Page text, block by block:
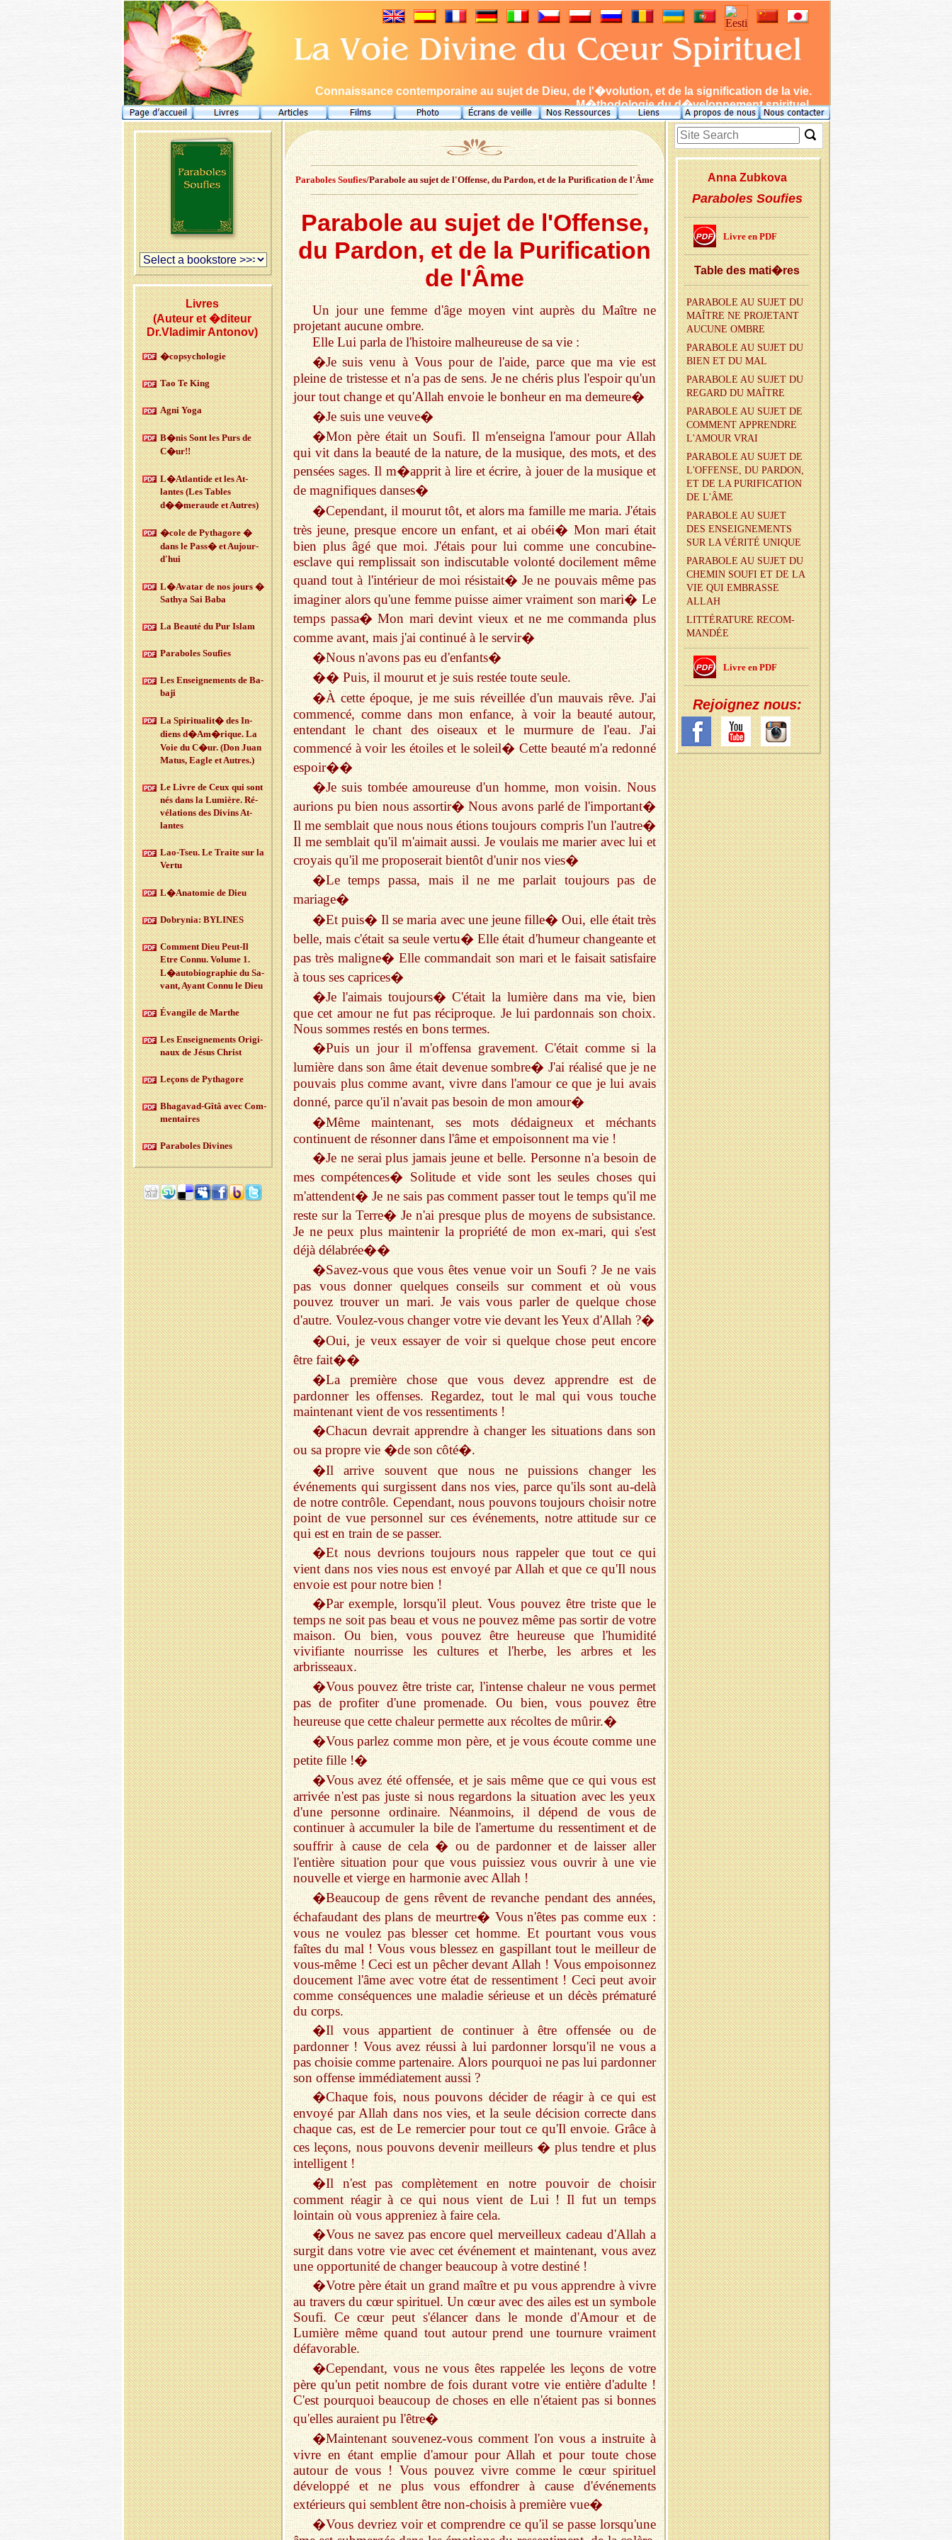
Connaissance contemporaine au sujet de Dieu, de l'�volution, et de la signification de la vie.
M�thodologie du d�veloppement spirituel.
Paraboles Soufies/Parabole au sujet de l'Offense, du Pardon, et de la Purification de l'Âme
Parabole au sujet de l'Offense,
du Pardon, et de la Purification
de l'Âme
Un jour une femme d'âge moyen vint auprès du Maître ne
projetant aucune ombre.
Elle Lui parla de l'histoire malheureuse de sa vie :
�Je suis venu à Vous pour de l'aide, parce que ma vie est
pleine de tristesse et n'a pas de sens. Je ne chéris plus l'espoir qu'un
jour tout change et qu'Allah envoie le bonheur en ma demeure�
�Je suis une veuve�
�Mon père était un Soufi. Il m'enseigna l'amour pour Allah
qui vit dans la beauté de la nature, de la musique, des mots, et des
pensées sages. Il m�apprit à lire et écrire, à jouer de la musique et
de magnifiques danses�
�Cependant, il mourut tôt, et alors ma famille me maria. J'étais
très jeune, presque encore un enfant, et ai obéi� Mon mari était
bien plus âgé que moi. J'étais pour lui comme une concubine-
esclave qui remplissait son indiscutable volonté docilement même
quand tout à l'intérieur de moi résistait� Je ne pouvais même pas
imaginer alors qu'une femme puisse aimer vraiment son mari� Le
temps passa� Mon mari devint vieux et ne me commanda plus
comme avant, mais j'ai continué à le servir�
�Nous n'avons pas eu d'enfants�
�� Puis, il mourut et je suis restée toute seule.
�À cette époque, je me suis réveillée d'un mauvais rêve. J'ai
commencé, comme dans mon enfance, à voir la beauté autour,
entendant le chant des oiseaux et le murmure de l'eau. J'ai
commencé à voir les étoiles et le soleil� Cette beauté m'a redonné
espoir��
�Je suis tombée amoureuse d'un homme, mon voisin. Nous
aurions pu bien nous assortir� Nous avons parlé de l'important�
Il me semblait que nous nous étions toujours compris l'un l'autre�
Il me semblait qu'il m'aimait aussi. Je voulais me marier avec lui et
croyais qu'il me proposerait bientôt d'unir nos vies�
�Le temps passa, mais il ne me parlait toujours pas de
mariage�
�Et puis� Il se maria avec une jeune fille� Oui, elle était très
belle, mais c'était sa seule vertu� Elle était d'humeur changeante et
pas très maligne� Elle commandait son mari et le faisait satisfaire
à tous ses caprices�
�Je l'aimais toujours� C'était la lumière dans ma vie, bien
que cet amour ne fut pas réciproque. Je lui pardonnais son choix.
Nous sommes restés en bons termes.
�Puis un jour il m'offensa gravement. C'était comme si la
lumière dans son âme était devenue sombre� J'ai réalisé que je ne
pouvais plus comme avant, vivre dans l'amour ce que je lui avais
donné, parce qu'il n'avait pas besoin de mon amour�
�Même maintenant, ses mots dédaigneux et méchants
continuent de résonner dans l'âme et empoisonnent ma vie !
�Je ne serai plus jamais jeune et belle. Personne n'a besoin de
mes compétences� Solitude et vide sont les seules choses qui
m'attendent� Je ne sais pas comment passer tout le temps qu'il me
reste sur la Terre� Je n'ai presque plus de moyens de subsistance.
Je ne peux plus maintenir la propriété de mon ex-mari, qui s'est
déjà délabrée��
�Savez-vous que vous êtes venue voir un Soufi ? Je ne vais
pas vous donner quelques conseils sur comment et où vous
pouvez trouver un mari. Je vais vous parler de quelque chose
d'autre. Voulez-vous changer votre vie devant les Yeux d'Allah ?�
�Oui, je veux essayer de voir si quelque chose peut encore
être fait��
�La première chose que vous devez apprendre est de
pardonner les offenses. Regardez, tout le mal qui vous touche
maintenant vient de vos ressentiments !
�Chacun devrait apprendre à changer les situations dans son
ou sa propre vie �de son côté�.
�Il arrive souvent que nous ne puissions changer les
événements qui surgissent dans nos vies, parce qu'ils sont au-delà
de notre contrôle. Cependant, nous pouvons toujours choisir notre
point de vue personnel sur ces événements, notre attitude sur ce
qui est en train de se passer.
�Et nous devrions toujours nous rappeler que tout ce qui
vient dans nos vies nous est envoyé par Allah et que ce qu'Il nous
envoie est pour notre bien !
�Par exemple, lorsqu'il pleut. Vous pouvez être triste que le
temps ne soit pas beau et vous ne pouvez même pas sortir de votre
maison. Ou bien, vous pouvez être heureuse que l'humidité
vivifiante nourrisse les cultures et l'herbe, les arbres et les
arbrisseaux.
�Vous pouvez être triste car, l'intense chaleur ne vous permet
pas de profiter d'une promenade. Ou bien, vous pouvez être
heureuse que cette chaleur permette aux récoltes de mûrir.�
�Vous parlez comme mon père, et je vous écoute comme une
petite fille !�
�Vous avez été offensée, et je sais même que ce qui vous est
arrivée n'est pas juste si nous regardons la situation avec les yeux
d'une personne ordinaire. Néanmoins, il dépend de vous de
continuer à accumuler la bile de l'amertume du ressentiment et de
souffrir à cause de cela � ou de pardonner et de laisser aller
l'entière situation pour que vous puissiez vous ouvrir à une vie
nouvelle et vierge en harmonie avec Allah !
�Beaucoup de gens rêvent de revanche pendant des années,
échafaudant des plans de meurtre� Vous n'êtes pas comme eux :
vous ne voulez pas blesser cet homme. Et pourtant vous vous
faîtes du mal ! Vous vous blessez en gaspillant tout le meilleur de
vous-même ! Ceci est un pêcher devant Allah ! Vous empoisonnez
doucement l'âme avec votre état de ressentiment ! Ceci peut avoir
comme conséquences une maladie sérieuse et un décès prématuré
du corps.
�Il vous appartient de continuer à être offensée ou de
pardonner ! Vous avez réussi à lui pardonner lorsqu'il ne vous a
pas choisie comme partenaire. Alors pourquoi ne pas lui pardonner
son offense immédiatement aussi ?
�Chaque fois, nous pouvons décider de réagir à ce qui est
envoyé par Allah dans nos vies, et la seule décision correcte dans
chaque cas, est de Le remercier pour tout ce qu'Il envoie. Grâce à
ces leçons, nous pouvons devenir meilleurs � plus tendre et plus
intelligent !
�Il n'est pas complètement en notre pouvoir de choisir
comment réagir à ce qui nous vient de Lui ! Il fut un temps
lointain où vous appreniez à faire cela.
�Vous ne savez pas encore quel merveilleux cadeau d'Allah a
surgit dans votre vie avec cet événement et maintenant, vous avez
une opportunité de changer beaucoup à votre destiné !
�Votre père était un grand maître et pu vous apprendre à vivre
au travers du cœur spirituel. Un cœur avec des ailes est un symbole
Soufi. Ce cœur peut s'élancer dans le monde d'Amour et de
Lumière même quand tout autour prend une tournure vraiment
défavorable.
�Cependant, vous ne vous êtes rappelée les leçons de votre
père qu'un petit nombre de fois durant votre vie entière d'adulte !
C'est pourquoi beaucoup de choses en elle n'étaient pas si bonnes
qu'elles auraient pu l'être�
�Maintenant souvenez-vous comment l'on vous a instruite à
vivre en étant emplie d'amour pour Allah et pour toute chose
autour de vous ! Vous pouvez vivre comme le cœur spirituel
développé et ne plus vous effondrer à cause d'événements
extérieurs qui semblent être non-choisis à première vue�
�Vous devriez voir et comprendre ce qu'il se passe lorsqu'une
Anna Zub­kova
Paraboles Soufies
Livre en PDF
Table des mati�res
PA­RA­BOLE AU SUJET DU
MAÎTRE NE PRO­JE­TANT
AU­CUNE OMBRE
PA­RA­BOLE AU SUJET DU
BIEN ET DU MAL
PA­RA­BOLE AU SUJET DU
RE­GARD DU MAÎTRE
PA­RA­BOLE AU SUJET DE
COM­MENT AP­PRENDRE
L'AMOUR VRAI
PA­RA­BOLE AU SUJET DE
L'OF­FENSE, DU PAR­DON,
ET DE LA PU­RI­FI­CA­TION
DE L'ÂME
PA­RA­BOLE AU SUJET
DES EN­SEI­GNE­MENTS
SUR LA VÉ­RITÉ UNIQUE
PA­RA­BOLE AU SUJET DU
CHE­MIN SOUFI ET DE LA
VIE QUI EM­BRASSE
ALLAH
LIT­TÉ­RA­TURE RE­COM­
MAN­DÉE
Livre en PDF
Re­joi­gnez nous:
Livres
(Auteur et �diteur
Dr.Vladimir Antonov)
�co­psy­cho­lo­gie
Tao Te King
Agni Yoga
B�nis Sont les Purs de
C�ur!!
L�At­lan­tide et les At­
lantes (Les Tables
d��me­raude et Autres)
�cole de Py­tha­gore �
dans le Pass� et Au­jour­
d'hui
L�Ava­tar de nos jours �
Sa­thya Sai Baba
La Beauté du Pur Islam
Pa­ra­boles Sou­fies
Les En­sei­gne­ments de Ba­
baji
La Spi­ri­tua­lit� des In­
diens d�Am�rique. La
Voie du C�ur. (Don Juan
Matus, Eagle et Autres.)
Le Livre de Ceux qui sont
nés dans la Lu­mière. Ré­
vé­la­tions des Di­vins At­
lantes
Lao-Tseu. Le Traite sur la
Vertu
L�Ana­to­mie de Dieu
Do­bry­nia: BY­LINES
Com­ment Dieu Peut-Il
Etre Connu. Vo­lume 1.
L�au­to­bio­gra­phie du Sa­
vant, Ayant Connu le Dieu
Évan­gile de Marthe
Les En­sei­gne­ments Ori­gi­
naux de Jésus Christ
Le­çons de Py­tha­gore
Bha­ga­vad-Gîtâ avec Com­
men­taires
Pa­ra­boles Di­vines